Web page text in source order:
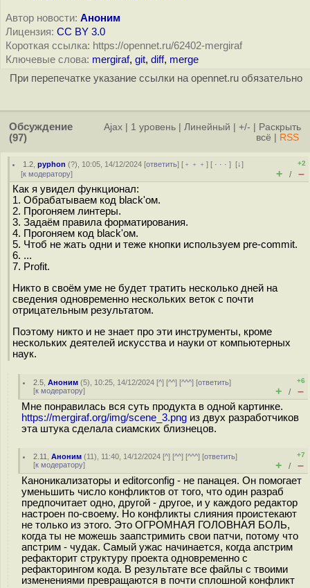
Автор новости: Аноним
Лицензия: CC BY 3.0
Короткая ссылка: https://opennet.ru/62402-mergiraf
Ключевые слова: mergiraf, git, diff, merge
При перепечатке указание ссылки на opennet.ru обязательно
Обсуждение
(97)
Ajax 1 уровень Линейный +/-
Раскрыть
всё
RSS
1.2 ,pyphon (?), 10:05, 14/12/2024 [ответить] [ ﹢﹢﹢] [ · · ·][↓]
[к модератору]
+2
+ / –
Как я увидел функционал:
1. Обрабатываем код black'ом.
2. Прогоняем линтеры.
3. Задаём правила форматирования.
4. Прогоняем код black'ом.
5. Чтоб не жать одни и теже кнопки используем pre-commit.
6. ...
7. Profit.
Никто в своём уме не будет тратить несколько дней на
сведения одновременно нескольких веток с почти
отрицательным результатом.
Поэтому никто и не знает про эти инструменты, кроме
нескольких деятелей искусства и науки от компьютерных
наук.
2.5 ,Аноним (5), 10:25, 14/12/2024 [^] [^^] [^^^] [ответить]
[к модератору]
+6
+ / –
Мне понравилась вся суть продукта в одной картинке.
https://mergiraf.org/img/scene_3.png из двух разработчиков
эта штука сделала сиамских близнецов.
2.11 ,Аноним (11), 11:40, 14/12/2024 [^] [^^] [^^^] [ответить]
[к модератору]
+7
+ / –
Каноникализаторы и editorconfig - не панацея. Он помогает
уменьшить число конфликтов от того, что один разраб
предпочитает одно, другой - другое, и у каждого редактор
настроен по-своему. Но конфликты слияния проистекают
не только из этого. Это ОГРОМНАЯ ГОЛОВНАЯ БОЛЬ,
когда ты не можешь заапстримить свои патчи, потому что
апстрим - чудак. Самый ужас начинается, когда апстрим
рефакторит структуру проекта одновременно с
рефакторингом кода. В результате все файлы с твоими
изменениями превращаются в почти сплошной конфликт